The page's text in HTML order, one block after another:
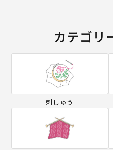
カテゴリ
刺しゅう